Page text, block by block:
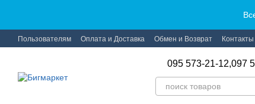
Пользователям Оплата и Доставка Обмен и Возврат Контакты
095 573-21-12,097